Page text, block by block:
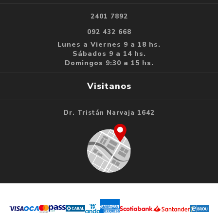
2401 7892
092 432 668
Lunes a Viernes 9 a 18 hs.
Sábados 9 a 14 hs.
Domingos 9:30 a 15 hs.
Visitanos
Dr. Tristán Narvaja 1642